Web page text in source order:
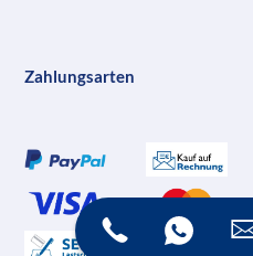
Zahlungsarten